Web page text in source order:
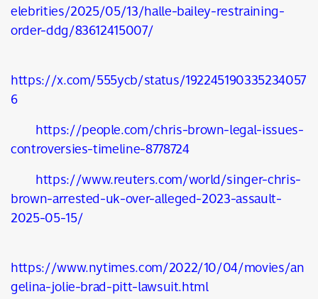
elebrities/2025/05/13/halle-bailey-restraining-
order-ddg/83612415007/
https://x.com/555ycb/status/192245190335234057
6
https://people.com/chris-brown-legal-issues-
controversies-timeline-8778724
https://www.reuters.com/world/singer-chris-
brown-arrested-uk-over-alleged-2023-assault-
2025-05-15/
https://www.nytimes.com/2022/10/04/movies/an
gelina-jolie-brad-pitt-lawsuit.html